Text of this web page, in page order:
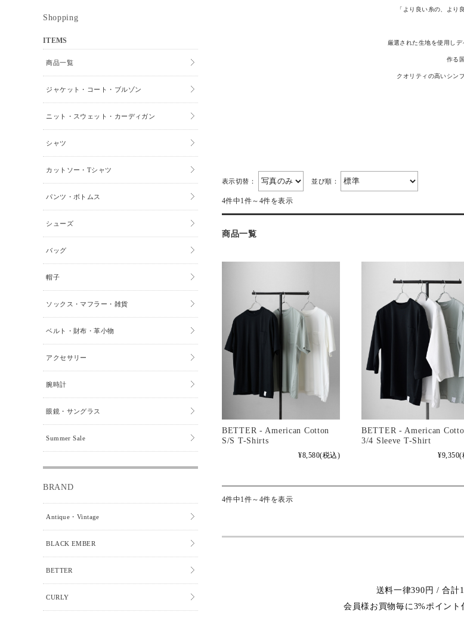
「より良い糸の、より
厳選された生地を使用し
作る
クオリティの高いシン
表示切替： 並び順：
4件中1件～4件を表示
商品一覧
BETTER - American Cotton
S/S T-Shirts
¥8,580(税込)
BETTER - American
3/4 Sleeve T-Shirt
¥9,350(
4件中1件～4件を表示
送料一律390円 / 合計
会員様お買物毎に3%ポイン
Shopping
ITEMS
商品一覧
ジャケット・コート・ブルゾン
ニット・スウェット・カーディガン
シャツ
カットソー・Tシャツ
パンツ・ボトムス
シューズ
バッグ
帽子
ソックス・マフラー・雑貨
ベルト・財布・革小物
アクセサリー
腕時計
眼鏡・サングラス
Summer Sale
BRAND
Antique・Vintage
BLACK EMBER
BETTER
CURLY